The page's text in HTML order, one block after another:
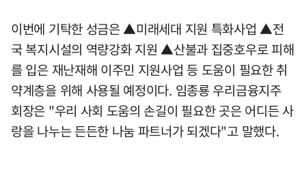
이번에 기탁한 성금은 ▲미래세대 지원 특화사업 ▲전
국 복지시설의 역량강화 지원 ▲산불과 집중호우로 피해
를 입은 재난재해 이주민 지원사업 등 도움이 필요한 취
약계층을 위해 사용될 예정이다. 임종룡 우리금융지주
회장은 "우리 사회 도움의 손길이 필요한 곳은 어디든 사
랑을 나누는 든든한 나눔 파트너가 되겠다"고 말했다.